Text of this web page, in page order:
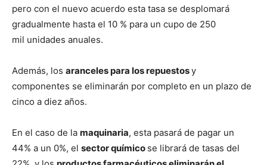
pero con el nuevo acuerdo esta tasa se desplomará
gradualmente hasta el 10 % para un cupo de 250
mil unidades anuales.
Además, los aranceles para los repuestosy
componentes se eliminarán por completo en un plazo de
cinco a diez años.
En el caso de la maquinaria, esta pasará de pagar un
44% a un 0%, el sector químico se librará de tasas del